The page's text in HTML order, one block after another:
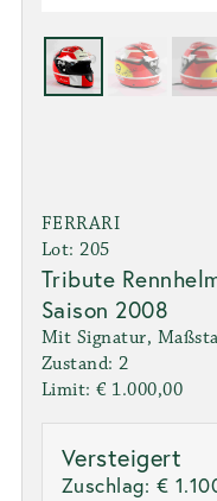
FERRARI
Lot: 205
Tribute
Saison 2008
Mit Signatur,
Zustand: 2
Limit: € 1.000,00
Versteigert
Zuschlag: €